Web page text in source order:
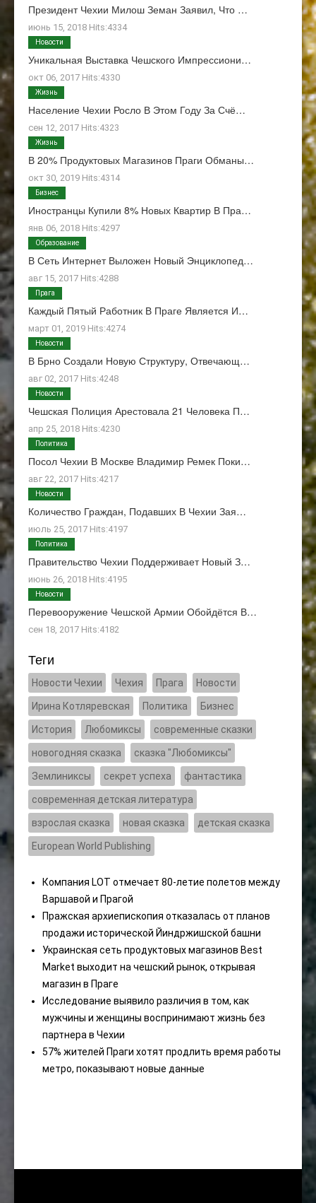
Президент Чехии Милош Земан Заявил, Что …
июнь 15, 2018 Hits:4334
Уникальная Выставка Чешского Импрессиони…
окт 06, 2017 Hits:4330
Новости
Население Чехии Росло В Этом Году За Счё…
сен 12, 2017 Hits:4323
Жизнь
В 20% Продуктовых Магазинов Праги Обманы…
окт 30, 2019 Hits:4314
Жизнь
Иностранцы Купили 8% Новых Квартир В Пра…
янв 06, 2018 Hits:4297
Бизнес
В Сеть Интернет Выложен Новый Энциклопед…
авг 15, 2017 Hits:4288
Образование
Каждый Пятый Работник В Праге Является И…
март 01, 2019 Hits:4274
Прага
В Брно Создали Новую Структуру, Отвечающ…
авг 02, 2017 Hits:4248
Новости
Чешская Полиция Арестовала 21 Человека П…
апр 25, 2018 Hits:4230
Новости
Посол Чехии В Москве Владимир Ремек Поки…
авг 22, 2017 Hits:4217
Политика
Количество Граждан, Подавших В Чехии Зая…
июль 25, 2017 Hits:4197
Новости
Правительство Чехии Поддерживает Новый З…
июнь 26, 2018 Hits:4195
Политика
Перевооружение Чешской Армии Обойдётся В…
сен 18, 2017 Hits:4182
Новости
Теги
Новости Чехии Чехия Прага Новости
Ирина Котляревская Политика Бизнес
История Любомиксы современные сказки
новогодняя сказка сказка "Любомиксы"
Землиниксы секрет успеха фантастика
современная детская литература
взрослая сказка новая сказка детская сказка
European World Publishing
Компания LOT отмечает 80-летие полетов между
Варшавой и Прагой
Пражская архиепископия отказалась от планов
продажи исторической Йиндржишской башни
Украинская сеть продуктовых магазинов Best
Market выходит на чешский рынок, открывая
магазин в Праге
Исследование выявило различия в том, как
мужчины и женщины воспринимают жизнь без
партнера в Чехии
57% жителей Праги хотят продлить время работы
метро, ​​показывают новые данные